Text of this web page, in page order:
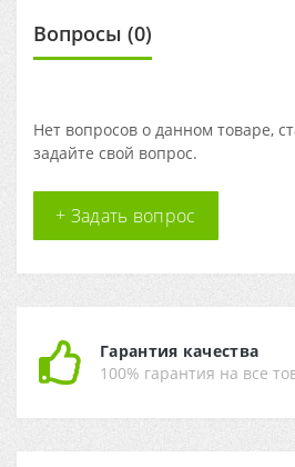
Вопросы (0)
Нет вопросов о данном товаре,
задайте свой вопрос.
+ Задать вопрос
Гарантия качества
100% гарантия на все